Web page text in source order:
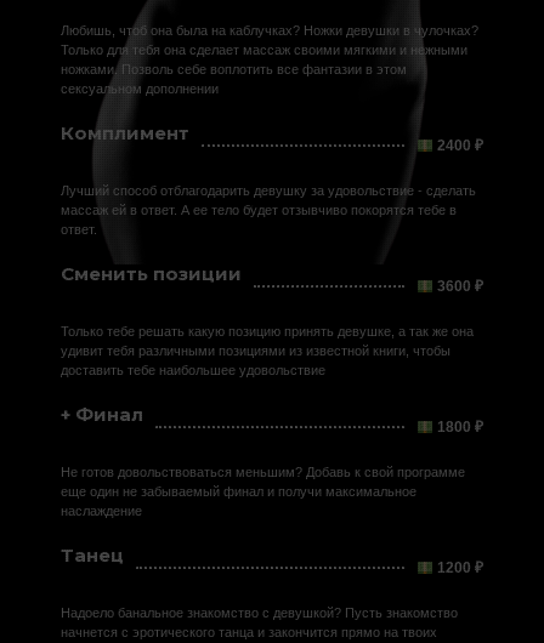
Любишь, чтоб она была на каблучках? Ножки девушки в чулочках?
Только для тебя она сделает массаж своими мягкими и нежными
ножками. Позволь себе воплотить все фантазии в этом
сексуальном дополнении
Комплимент
2400 ₽
Лучший способ отблагодарить девушку за удовольствие - сделать
массаж ей в ответ. А ее тело будет отзывчиво покорятся тебе в
ответ.
Сменить позиции
3600 ₽
Только тебе решать какую позицию принять девушке, а так же она
удивит тебя различными позициями из известной книги, чтобы
доставить тебе наибольшее удовольствие
+ Финал
1800 ₽
Не готов довольствоваться меньшим? Добавь к свой программе
еще один не забываемый финал и получи максимальное
наслаждение
Танец
1200 ₽
Надоело банальное знакомство с девушкой? Пусть знакомство
начнется с эротического танца и закончится прямо на твоих